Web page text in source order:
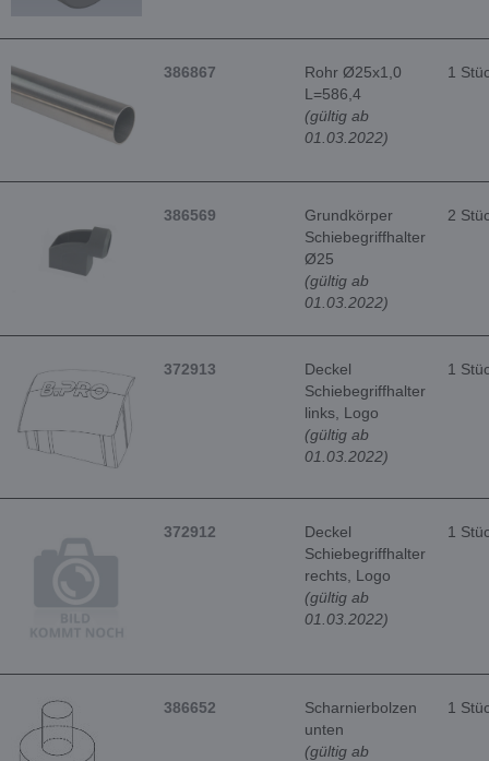
386867
Rohr Ø25x1,0
L=586,4
(gültig ab
01.03.2022)
1
386569
Grundkörper
Schiebegriffhalter
Ø25
(gültig ab
01.03.2022)
2
372913
Deckel
Schiebegriffhalter
links, Logo
(gültig ab
01.03.2022)
1
372912
Deckel
Schiebegriffhalter
rechts, Logo
(gültig ab
01.03.2022)
1
386652
Scharnierbolzen
unten
(gültig ab
1